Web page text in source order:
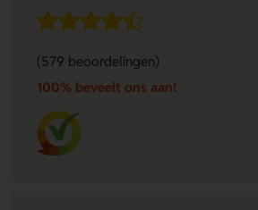
(579 beoordelingen)
100% beveelt ons aan!